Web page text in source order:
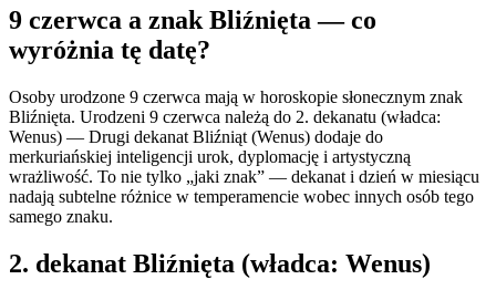
9 czerwca a znakBliźnięta— co
wyróżnia tę datę?
Osoby urodzone 9 czerwca mają w horoskopie słonecznym znak
Bliźnięta. Urodzeni 9 czerwca należą do 2. dekanatu (władca:
Wenus) — Drugi dekanat Bliźniąt (Wenus) dodaje do
merkuriańskiej inteligencji urok, dyplomację i artystyczną
wrażliwość. To nie tylko „jaki znak” — dekanat i dzień w miesiącu
nadają subtelne różnice w temperamencie wobec innych osób tego
samego znaku.
2. dekanat Bliźnięta (władca: Wenus)